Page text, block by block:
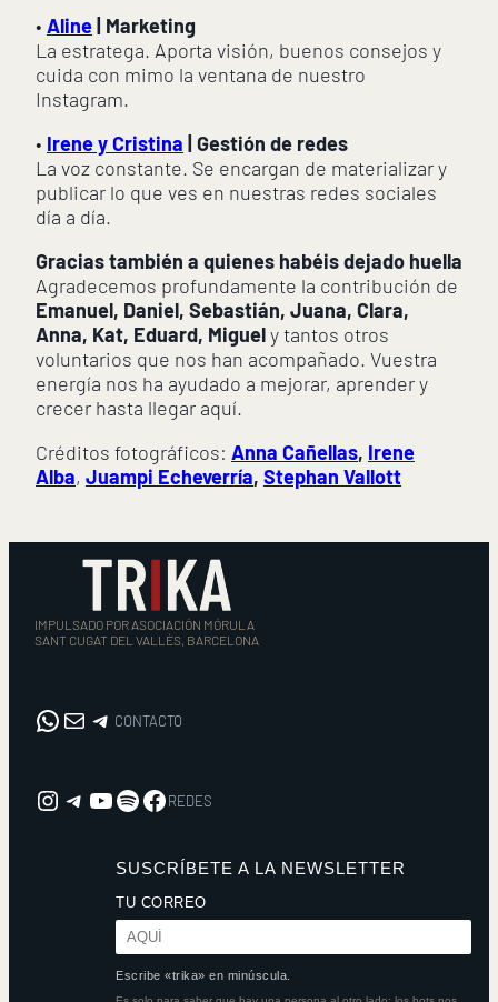
• Aline | Marketing
La estratega. Aporta visión, buenos consejos y
cuida con mimo la ventana de nuestro
Instagram.
• Irene y Cristina | Gestión de redes
La voz constante. Se encargan de materializar y
publicar lo que ves en nuestras redes sociales
día a día.
Gracias también a quienes habéis dejado huella
Agradecemos profundamente la contribución de
Emanuel, Daniel, Sebastián, Juana, Clara,
Anna, Kat, Eduard, Miguely tantos otros
voluntarios que nos han acompañado. Vuestra
energía nos ha ayudado a mejorar, aprender y
crecer hasta llegar aquí.
Créditos fotográficos: Anna Cañellas, Irene
Alba, Juampi Echeverría, Stephan Vallott
IMPULSADO POR ASOCIACIÓN MÓRULA
SANT CUGAT DEL VALLÈS, BARCELONA
WhatsApp Correo electrónico CONTACTO CONTACTO
Instagram REDES YouTube Spotify Facebook REDES
SUSCRÍBETE A LA NEWSLETTER
TU CORREO
Escribe «trika» en minúscula.